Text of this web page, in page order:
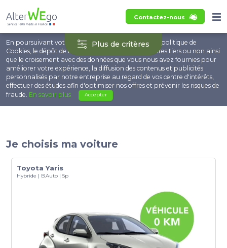
En poursuivant votre navigation, vous acceptez la politique de
Cookies, le dépôt de cookies et technologies similaires tiers ou non ainsi
que le croisement avec des données que vous nous avez fournies pour
améliorer votre expérience, la diffusion des contenus et publicités
personnalisés par notre entreprise au regard de vos centre d'intérêts,
effectuer des études afin d'optimiser nos offres et prévenir les risques de
fraude. En savoir plus Accepter
Contactez-nous
Plus de critères
Je choisis ma voiture
Toyota Yaris
Hybride | B.Auto | 5p